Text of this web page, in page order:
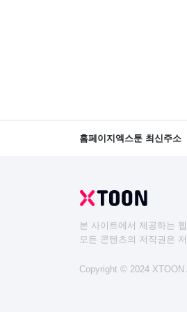
홈페이지 엑스툰 최신주소
본 사이트에서 제공하는
모든 콘텐츠의 저작권은
Copyright © 2024